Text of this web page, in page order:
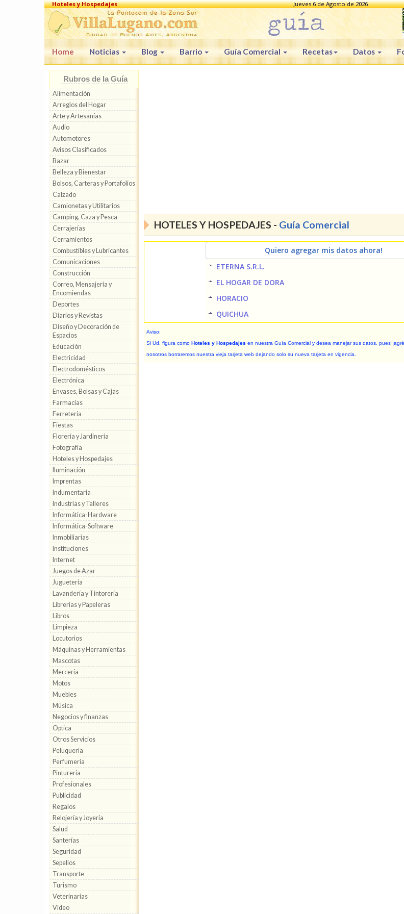
Hoteles y Hospedajes Jueves 6 de Agosto de 2026
Home Noticias Blog Barrio Guía Comercial Recetas Datos
Rubros de la Guía
Alimentación
Arreglos del Hogar
Arte y Artesanías
Audio
Automotores
Avisos Clasificados
Bazar
Belleza y Bienestar
Bolsos, Carteras y Portafolios
Calzado
Camionetas y Utilitarios
Camping, Caza y Pesca
Cerrajerías
Cerramientos
Combustibles y Lubricantes
Comunicaciones
Construcción
Correo, Mensajería y
Encomiendas
Deportes
Diarios y Revistas
Diseño y Decoración de
Espacios
Educación
Electricidad
Electrodomésticos
Electrónica
Envases, Bolsas y Cajas
Farmacias
Ferretería
Fiestas
Florería y Jardinería
Fotografía
Hoteles y Hospedajes
Iluminación
Imprentas
Indumentaria
Industrias y Talleres
Informática-Hardware
Informática-Software
Inmobiliarias
Instituciones
Internet
Juegos de Azar
Juguetería
Lavandería y Tintorería
Librerías y Papeleras
Libros
Limpieza
Locutorios
Máquinas y Herramientas
Mascotas
Mercería
Motos
Muebles
Música
Negocios y finanzas
Optica
Otros Servicios
Peluquería
Perfumería
Pinturería
Profesionales
Publicidad
Regalos
Relojería y Joyería
Salud
Santerías
Seguridad
Sepelios
Transporte
Turismo
Veterinarias
Video
HOTELES Y HOSPEDAJES - Guía Comercial
Quiero agregar mis datos ahora!
ETERNA S.R.L.
EL HOGAR DE DORA
HORACIO
QUICHUA
Aviso:
Si Ud. figura como Hoteles y Hospedajes en nuestra Guía Comercial y desea manejar sus datos, pues
nosotros borraremos nuestra vieja tarjeta web dejando solo su nueva tarjeta en vigencia.